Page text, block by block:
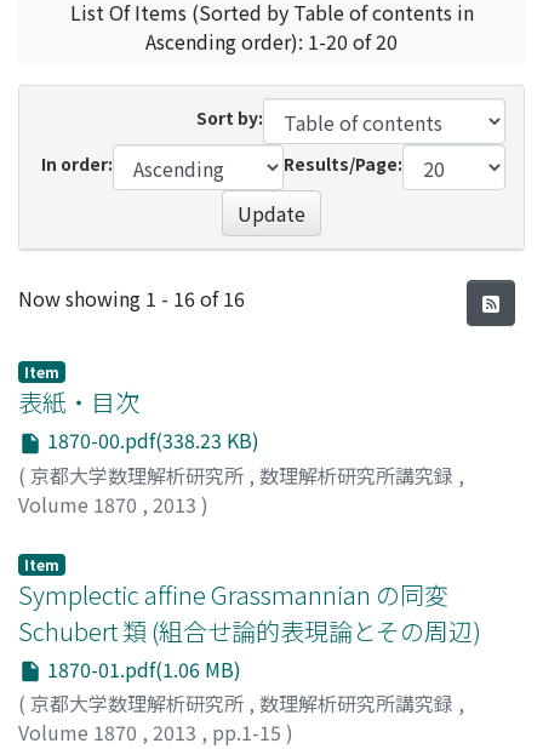
List Of Items (Sorted by Table of contents in
Ascending order): 1-20 of 20
Sort by:
In order:
Results/Page:
Update
Recent Submissions
Now showing 1 - 16 of 16
Item
表紙・目次
1870-00.pdf(338.23 KB)
( 京都大学数理解析研究所 , 数理解析研究所講究録 ,
Volume 1870 , 2013 )
Item
Symplectic affine Grassmannian の同変
Schubert 類 (組合せ論的表現論とその周辺)
1870-01.pdf(1.06 MB)
( 京都大学数理解析研究所 , 数理解析研究所講究録 ,
Volume 1870 , 2013 , pp.1-15 )